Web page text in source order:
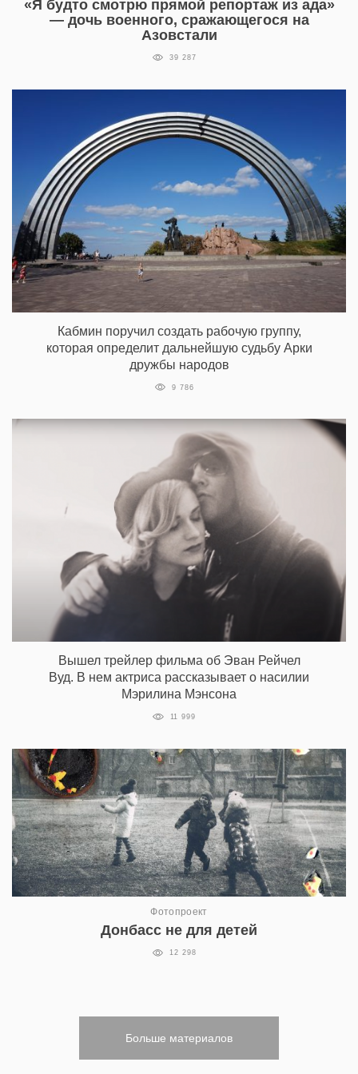
«Я будто смотрю прямой репортаж из ада»
— дочь военного, сражающегося на
Азовстали
39 287
Кабмин поручил создать рабочую группу,
которая определит дальнейшую судьбу Арки
дружбы народов
9 786
Вышел трейлер фильма об Эван Рейчел
Вуд. В нем актриса рассказывает о насилии
Мэрилина Мэнсона
11 999
Фотопроект
Донбасс не для детей
12 298
Больше материалов